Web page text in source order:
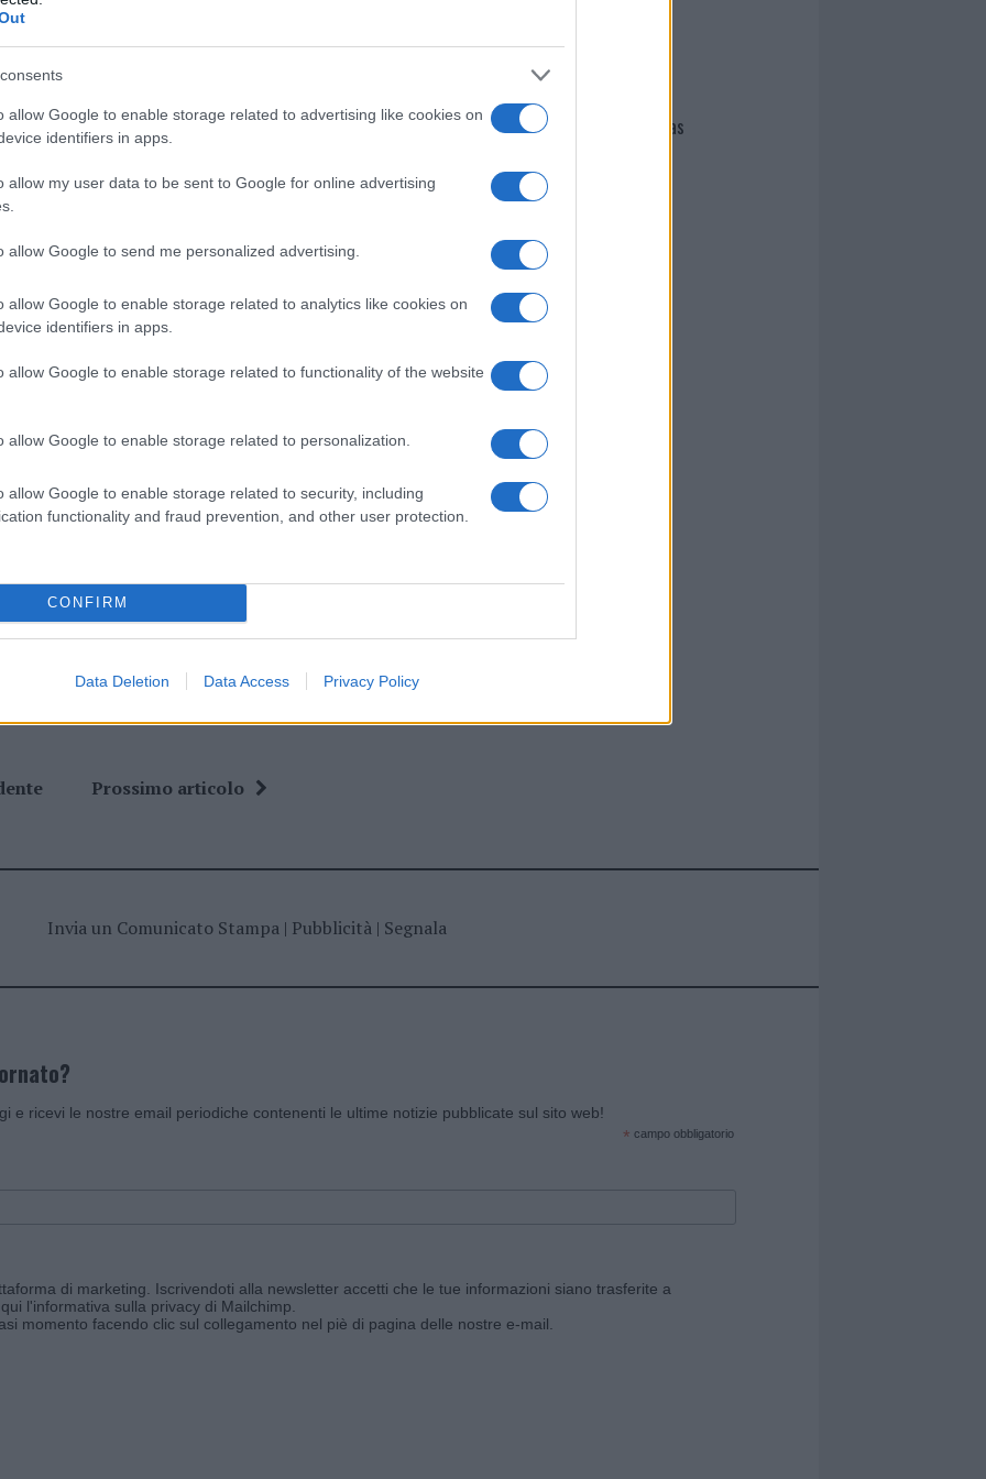
allow Google to enable storage related to advertising like cookies on
identifiers in apps.
allow my user data to be sent to Google for online advertising
allow Google to send me personalized advertising.
allow Google to enable storage related to analytics like cookies on
identifiers in apps.
allow Google to enable storage related to functionality of the website
allow Google to enable storage related to personalization.
allow Google to enable storage related to security, including
functionality and fraud prevention, and other user protection.
CONFIRM
Data Deletion Data Access Privacy Policy
nella sezione
di GalluraOggi.it
i tuoi video e le tue foto
+39 345 356 7512
news daGoogle News
Prossimo articolo
Giovannimaria Cabras
Invia un Comunicato Stampa| Pubblicità| Segnala
e ricevi le nostre email periodiche contenenti le ultime notizie pubblicate sul sito web!
* campo obbligatorio
di marketing. Iscrivendoti alla newsletter accetti che le tue informazioni siano trasferite a
l'informativa sulla privacy di Mailchimp
momento facendo clic sul collegamento nel piè di pagina delle nostre e-mail.